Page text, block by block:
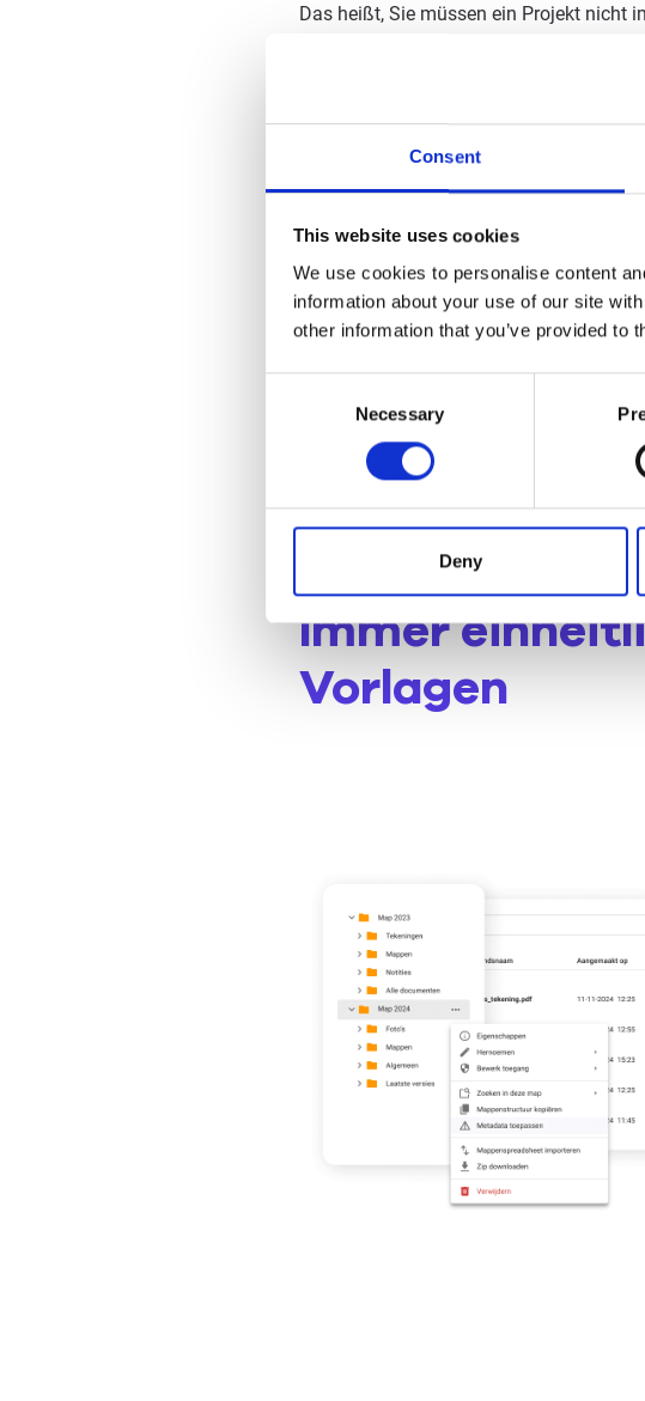
Consent
This website uses cookies
We use cookies to personalise content
information about your use of our site
other information that you’ve provided to
Necessary
Deny
Das heißt, Sie müssen ein Projekt nicht
Struktur enthält. Auf diese Weise
Prozess und vermeiden unnötige Arbeit.
Immer
Vorlagen